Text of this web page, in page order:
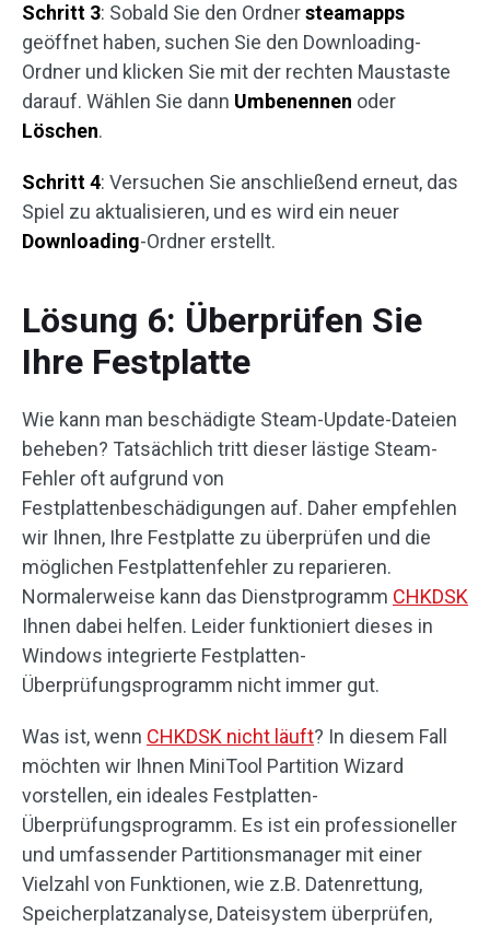
Schritt 3: Sobald Sie den Ordnersteamapps
geöffnet haben, suchen Sie den Downloading-
Ordner und klicken Sie mit der rechten Maustaste
darauf. Wählen Sie dann Umbenennen oder
Löschen.
Schritt 4: Versuchen Sie anschließend erneut, das
Spiel zu aktualisieren, und es wird ein neuer
Downloading-Ordner erstellt.
Lösung 6: Überprüfen Sie
Ihre Festplatte
Wie kann man beschädigte Steam-Update-Dateien
beheben? Tatsächlich tritt dieser lästige Steam-
Fehler oft aufgrund von
Festplattenbeschädigungen auf. Daher empfehlen
wir Ihnen, Ihre Festplatte zu überprüfen und die
möglichen Festplattenfehler zu reparieren.
Normalerweise kann das Dienstprogramm CHKDSK
Ihnen dabei helfen. Leider funktioniert dieses in
Windows integrierte Festplatten-
Überprüfungsprogramm nicht immer gut.
Was ist, wenn CHKDSK nicht läuft? In diesem Fall
möchten wir Ihnen MiniTool Partition Wizard
vorstellen, ein ideales Festplatten-
Überprüfungsprogramm. Es ist ein professioneller
und umfassender Partitionsmanager mit einer
Vielzahl von Funktionen, wie z.B. Datenrettung,
Speicherplatzanalyse, Dateisystem überprüfen,